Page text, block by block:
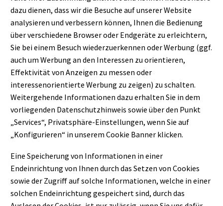
dazu dienen, dass wir die Besuche auf unserer Website
analysieren und verbessern können, Ihnen die Bedienung
über verschiedene Browser oder Endgeräte zu erleichtern,
Sie bei einem Besuch wiederzuerkennen oder Werbung (ggf.
auch um Werbung an den Interessen zu orientieren,
Effektivität von Anzeigen zu messen oder
interessenorientierte Werbung zu zeigen) zu schalten.
Weitergehende Informationen dazu erhalten Sie in dem
vorliegenden Datenschutzhinweis sowie über den Punkt
„Services“, Privatsphäre-Einstellungen, wenn Sie auf
„Konfigurieren“ in unserem Cookie Banner klicken.
Eine Speicherung von Informationen in einer
Endeinrichtung von Ihnen durch das Setzen von Cookies
sowie der Zugriff auf solche Informationen, welche in einer
solchen Endeinrichtung gespeichert sind, durch das